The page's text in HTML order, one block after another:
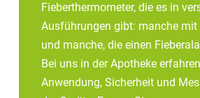
Fieberthermometer, die es in
Ausführungen gibt: manche
und manche, die einen
Bei uns in der Apotheke
Anwendung, Sicherheit und